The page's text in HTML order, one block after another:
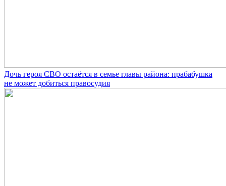
Дочь героя СВО остаётся в семье главы района: прабабушка
не может добиться правосудия